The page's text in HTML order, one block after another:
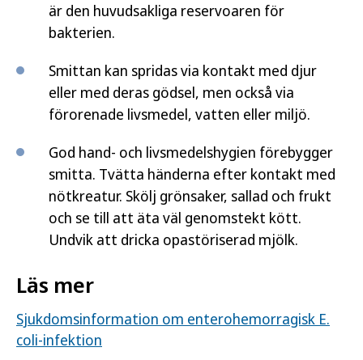
är den huvudsakliga reservoaren för
bakterien.
Smittan kan spridas via kontakt med djur
eller med deras gödsel, men också via
förorenade livsmedel, vatten eller miljö.
God hand- och livsmedelshygien förebygger
smitta. Tvätta händerna efter kontakt med
nötkreatur. Skölj grönsaker, sallad och frukt
och se till att äta väl genomstekt kött.
Undvik att dricka opastöriserad mjölk.
Läs mer
Sjukdomsinformation om enterohemorragisk E.
coli-infektion